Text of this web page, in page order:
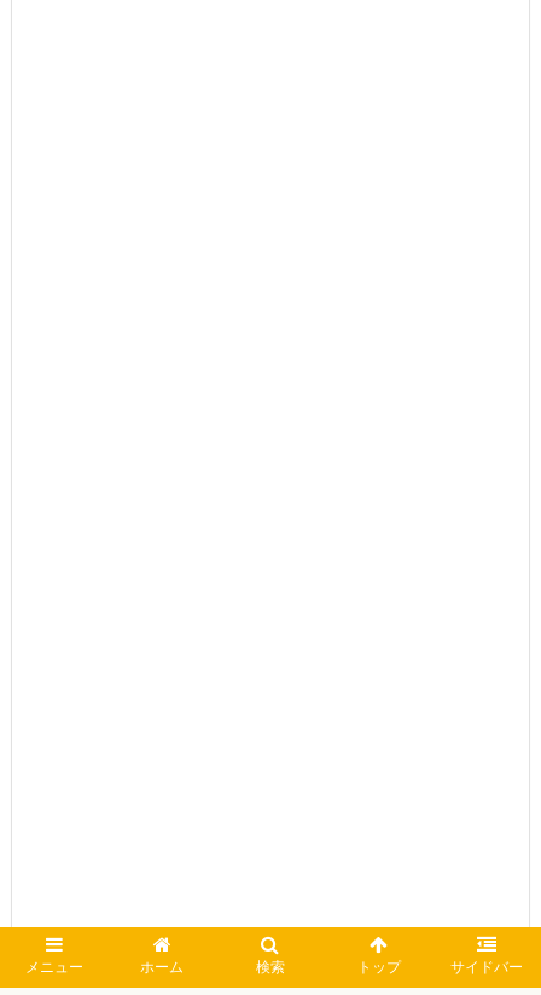
メニュー ホーム 検索 トップ サイドバー